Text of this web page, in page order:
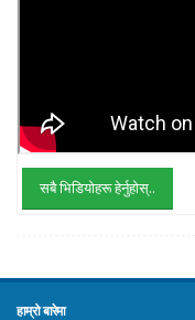
सबै भिडियोहरू हेर्नुहोस्..
हाम्रो बारेमा